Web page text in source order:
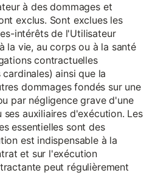
à des dommages et
exclus. Sont exclues les
intérêts de l'Utilisateur
la vie, au corps ou à la santé
contractuelles
ainsi que la
dommages fondés sur une
par négligence grave d'une
auxiliaires d'exécution. Les
essentielles sont des
est indispensable à la
et sur l'exécution
peut régulièrement